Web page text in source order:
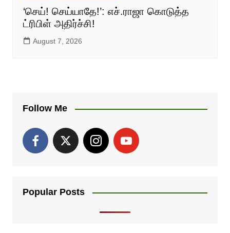
‘செய்! செய்யாதே!’: எச்.ராஜா கொடுத்த
ட்ரிபிள் அதிர்ச்சி!
August 7, 2026
Follow Me
Popular Posts